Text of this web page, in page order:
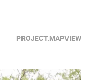
PROJECT.MAPVIEW